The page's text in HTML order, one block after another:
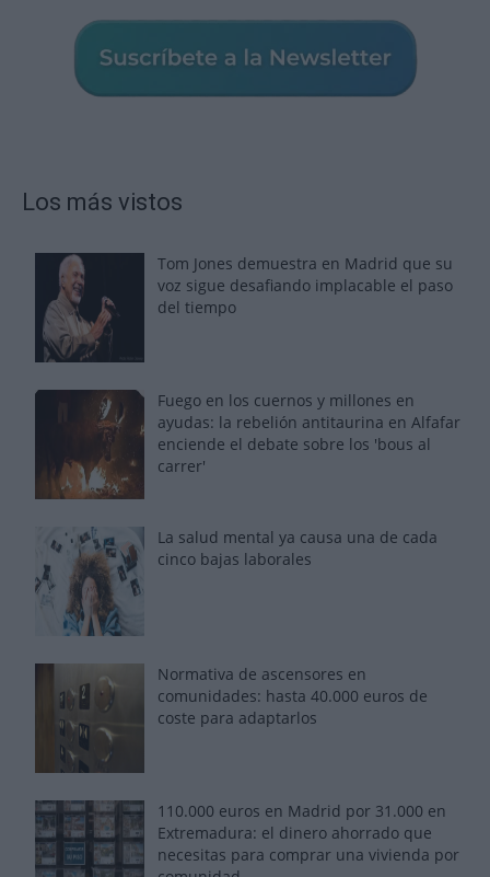
Los más vistos
Tom Jones demuestra en Madrid que su
voz sigue desafiando implacable el paso
del tiempo
Fuego en los cuernos y millones en
ayudas: la rebelión antitaurina en Alfafar
enciende el debate sobre los 'bous al
carrer'
La salud mental ya causa una de cada
cinco bajas laborales
Normativa de ascensores en
comunidades: hasta 40.000 euros de
coste para adaptarlos
110.000 euros en Madrid por 31.000 en
Extremadura: el dinero ahorrado que
necesitas para comprar una vivienda por